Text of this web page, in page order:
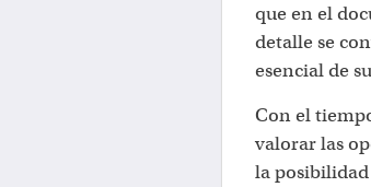
que en el
detalle se
esencial de
Con el
valorar las
la